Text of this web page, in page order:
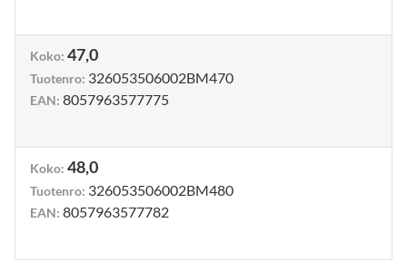
Koko: 47,0
Tuotenro: 326053506002BM470
EAN: 8057963577775
Koko: 48,0
Tuotenro: 326053506002BM480
EAN: 8057963577782